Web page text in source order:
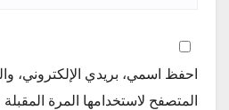
احفظ اسمي، بريدي الإلكتروني،
المتصفح لاستخدامها المرة